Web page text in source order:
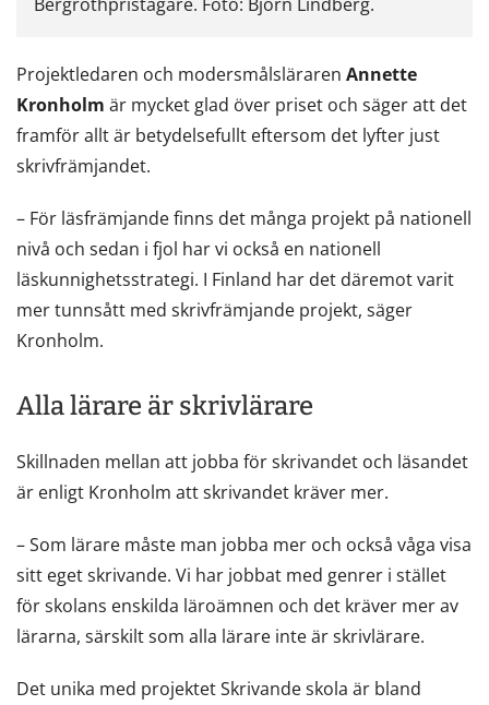
Projektledaren och modersmålsläraren Annette
Kronholm är mycket glad över priset och säger att det
framför allt är betydelsefullt eftersom det lyfter just
skrivfrämjandet.
– För läsfrämjande finns det många projekt på nationell
nivå och sedan i fjol har vi också en nationell
läskunnighetsstrategi. I Finland har det däremot varit
mer tunnsått med skrivfrämjande projekt, säger
Kronholm.
Alla lärare är skrivlärare
Skillnaden mellan att jobba för skrivandet och läsandet
är enligt Kronholm att skrivandet kräver mer.
– Som lärare måste man jobba mer och också våga visa
sitt eget skrivande. Vi har jobbat med genrer i stället
för skolans enskilda läroämnen och det kräver mer av
lärarna, särskilt som alla lärare inte är skrivlärare.
Det unika med projektet Skrivande skola är bland